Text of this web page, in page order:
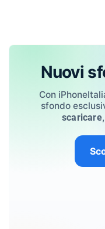
Nuovi
Con
sfondo
scaricare